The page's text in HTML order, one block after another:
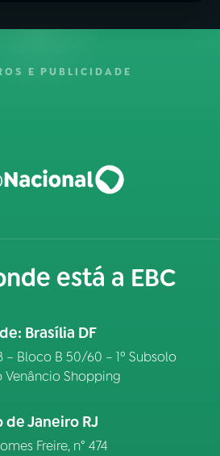
E PUBLICIDADE
está a EBC
Brasília DF
– Bloco B 50/60 – 1º Subsolo
Venâncio Shopping
de Janeiro RJ
Freire, n° 474